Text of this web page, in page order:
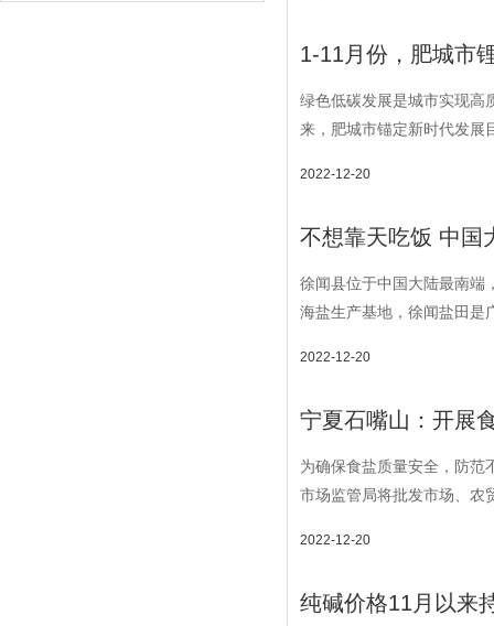
1-11月份，肥城市
绿色低碳发展是城市实现高
来，肥城市锚定新时代发展
2022-12-20
不想靠天吃饭 中国
徐闻县位于中国大陆最南端
海盐生产基地，徐闻盐田是
2022-12-20
宁夏石嘴山：开展
为确保食盐质量安全，防范
市场监管局将批发市场、农
2022-12-20
纯碱价格11月以来